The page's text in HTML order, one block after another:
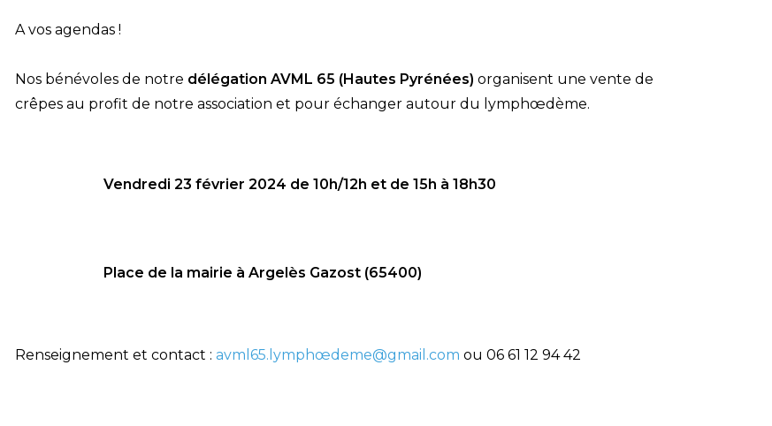
A vos agendas !
Nos bénévoles de notre délégation AVML 65 (Hautes Pyrénées) organisent une vente de
crêpes au profit de notre association et pour échanger autour du lymphœdème.
Vendredi 23 février 2024 de 10h/12h et de 15h à 18h30
Place de la mairie à Argelès Gazost (65400)
Renseignement et contact : avml65.lymphœdeme@gmail.com ou 06 61 12 94 42